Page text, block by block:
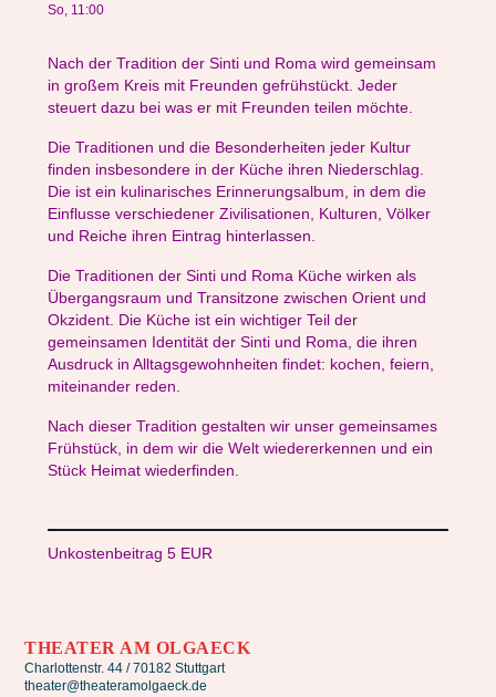
So, 11:00
Nach der Tradition der Sinti und Roma wird gemeinsam
in großem Kreis mit Freunden gefrühstückt. Jeder
steuert dazu bei was er mit Freunden teilen möchte.
Die Traditionen und die Besonderheiten jeder Kultur
finden insbesondere in der Küche ihren Niederschlag.
Die ist ein kulinarisches Erinnerungsalbum, in dem die
Einflusse verschiedener Zivilisationen, Kulturen, Völker
und Reiche ihren Eintrag hinterlassen.
Die Traditionen der Sinti und Roma Küche wirken als
Übergangsraum und Transitzone zwischen Orient und
Okzident. Die Küche ist ein wichtiger Teil der
gemeinsamen Identität der Sinti und Roma, die ihren
Ausdruck in Alltagsgewohnheiten findet: kochen, feiern,
miteinander reden.
Nach dieser Tradition gestalten wir unser gemeinsames
Frühstück, in dem wir die Welt wiedererkennen und ein
Stück Heimat wiederfinden.
Unkostenbeitrag 5 EUR
THEATER AM OLGAECK
Charlottenstr. 44 / 70182 Stuttgart
theater@theateramolgaeck.de